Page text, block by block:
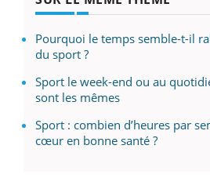
Pourquoi le temps semble-t-il
du sport ?
Sport le week-end ou au
sont les mêmes
Sport : combien d’heures par
cœur en bonne santé ?